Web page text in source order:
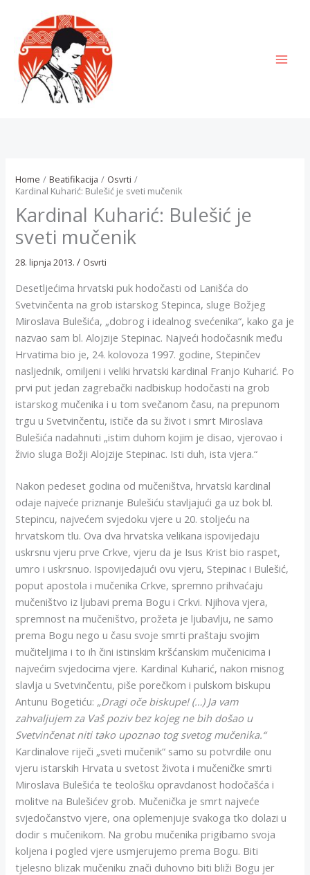
content
Home Beatifikacija
Osvrti
Kardinal Kuharić: Bulešić je sveti mučenik
Kardinal Kuharić: Bulešić je
sveti mučenik
28. lipnja 2013./ Osvrti
Desetljećima hrvatski puk hodočasti od Lanišća do
Svetvinčenta na grob istarskog Stepinca, sluge Božjeg
Miroslava Bulešića, „dobrog i idealnog svećenika“, kako ga je
nazvao sam bl. Alojzije Stepinac. Najveći hodočasnik među
Hrvatima bio je, 24. kolovoza 1997. godine, Stepinčev
nasljednik, omiljeni i veliki hrvatski kardinal Franjo Kuharić. Po
prvi put jedan zagrebački nadbiskup hodočasti na grob
istarskog mučenika i u tom svečanom času, na prepunom
trgu u Svetvinčentu, ističe da su život i smrt Miroslava
Bulešića nadahnuti „istim duhom kojim je disao, vjerovao i
živio sluga Božji Alojzije Stepinac. Isti duh, ista vjera.“
Nakon pedeset godina od mučeništva, hrvatski kardinal
odaje najveće priznanje Bulešiću stavljajući ga uz bok bl.
Stepincu, najvećem svjedoku vjere u 20. stoljeću na
hrvatskom tlu. Ova dva hrvatska velikana ispovijedaju
uskrsnu vjeru prve Crkve, vjeru da je Isus Krist bio raspet,
umro i uskrsnuo. Ispovijedajući ovu vjeru, Stepinac i Bulešić,
poput apostola i mučenika Crkve, spremno prihvaćaju
mučeništvo iz ljubavi prema Bogu i Crkvi. Njihova vjera,
spremnost na mučeništvo, prožeta je ljubavlju, ne samo
prema Bogu nego u času svoje smrti praštaju svojim
mučiteljima i to ih čini istinskim kršćanskim mučenicima i
najvećim svjedocima vjere. Kardinal Kuharić, nakon misnog
slavlja u Svetvinčentu, piše porečkom i pulskom biskupu
Antunu Bogetiću: „Dragi oče biskupe! (…) Ja vam
zahvaljujem za Vaš poziv bez kojeg ne bih došao u
Svetvinčenat niti tako upoznao tog svetog mučenika.“
Kardinalove riječi „sveti mučenik“ samo su potvrdile onu
vjeru istarskih Hrvata u svetost života i mučeničke smrti
Miroslava Bulešića te teološku opravdanost hodočašća i
molitve na Bulešićev grob. Mučenička je smrt najveće
svjedočanstvo vjere, ona oplemenjuje svakoga tko dolazi u
dodir s mučenikom. Na grobu mučenika prigibamo svoja
koljena i pogled vjere usmjerujemo prema Bogu. Biti
tjelesno blizak mučeniku znači duhovno biti bliži Bogu jer